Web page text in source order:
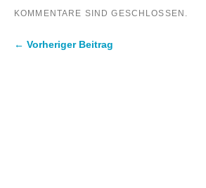
KOMMENTARE SIND GESCHLOSSEN.
← Vorheriger Beitrag